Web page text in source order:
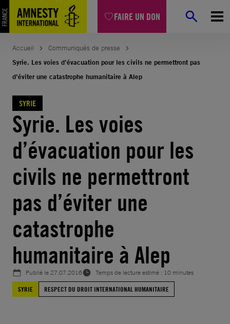
FAIRE UN DON
Aller
au
contenu
Accueil
Communiqués de presse
Syrie. Les voies d’évacuation pour les civils ne permettront pas
d’éviter une catastrophe humanitaire à Alep
SYRIE
Syrie. Les voies
d’évacuation pour les
civils ne permettront
pas d’éviter une
catastrophe
humanitaire à Alep
Publié le27.07.2016
Temps de lecture estimé : 10 minutes
SYRIE
RESPECT DU DROIT INTERNATIONAL HUMANITAIRE